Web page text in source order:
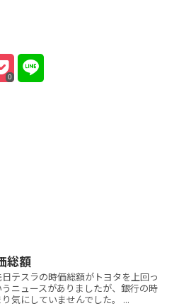
0
総額
テスラの時価総額がトヨタを上回っ
ニュースがありましたが、銀行の時
気にしていませんでした。 ...